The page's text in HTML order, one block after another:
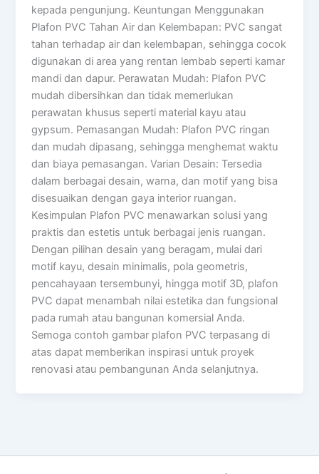
kepada pengunjung. Keuntungan Menggunakan
Plafon PVC Tahan Air dan Kelembapan: PVC sangat
tahan terhadap air dan kelembapan, sehingga cocok
digunakan di area yang rentan lembab seperti kamar
mandi dan dapur. Perawatan Mudah: Plafon PVC
mudah dibersihkan dan tidak memerlukan
perawatan khusus seperti material kayu atau
gypsum. Pemasangan Mudah: Plafon PVC ringan
dan mudah dipasang, sehingga menghemat waktu
dan biaya pemasangan. Varian Desain: Tersedia
dalam berbagai desain, warna, dan motif yang bisa
disesuaikan dengan gaya interior ruangan.
Kesimpulan Plafon PVC menawarkan solusi yang
praktis dan estetis untuk berbagai jenis ruangan.
Dengan pilihan desain yang beragam, mulai dari
motif kayu, desain minimalis, pola geometris,
pencahayaan tersembunyi, hingga motif 3D, plafon
PVC dapat menambah nilai estetika dan fungsional
pada rumah atau bangunan komersial Anda.
Semoga contoh gambar plafon PVC terpasang di
atas dapat memberikan inspirasi untuk proyek
renovasi atau pembangunan Anda selanjutnya.